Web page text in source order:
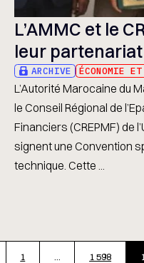
L’AMMC et le
leur partenariat
ARCHIVE ÉCONOMIE
L’Autorité Marocaine du
le Conseil Régional de
Financiers (CREPMF) de
signent une Convention
technique. Cette ...
1 1 598